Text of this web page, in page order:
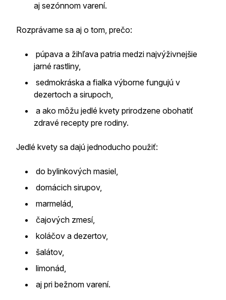
aj sezónnom varení.
Rozprávame sa aj o tom, prečo:
púpava a žihľava patria medzi najvýživnejšie
jarné rastliny,
sedmokráska a fialka výborne fungujú v
dezertoch a sirupoch,
a ako môžu jedlé kvety prirodzene obohatiť
zdravé recepty pre rodiny.
Jedlé kvety sa dajú jednoducho použiť:
do bylinkových masiel,
domácich sirupov,
marmelád,
čajových zmesí,
koláčov a dezertov,
šalátov,
limonád,
aj pri bežnom varení.